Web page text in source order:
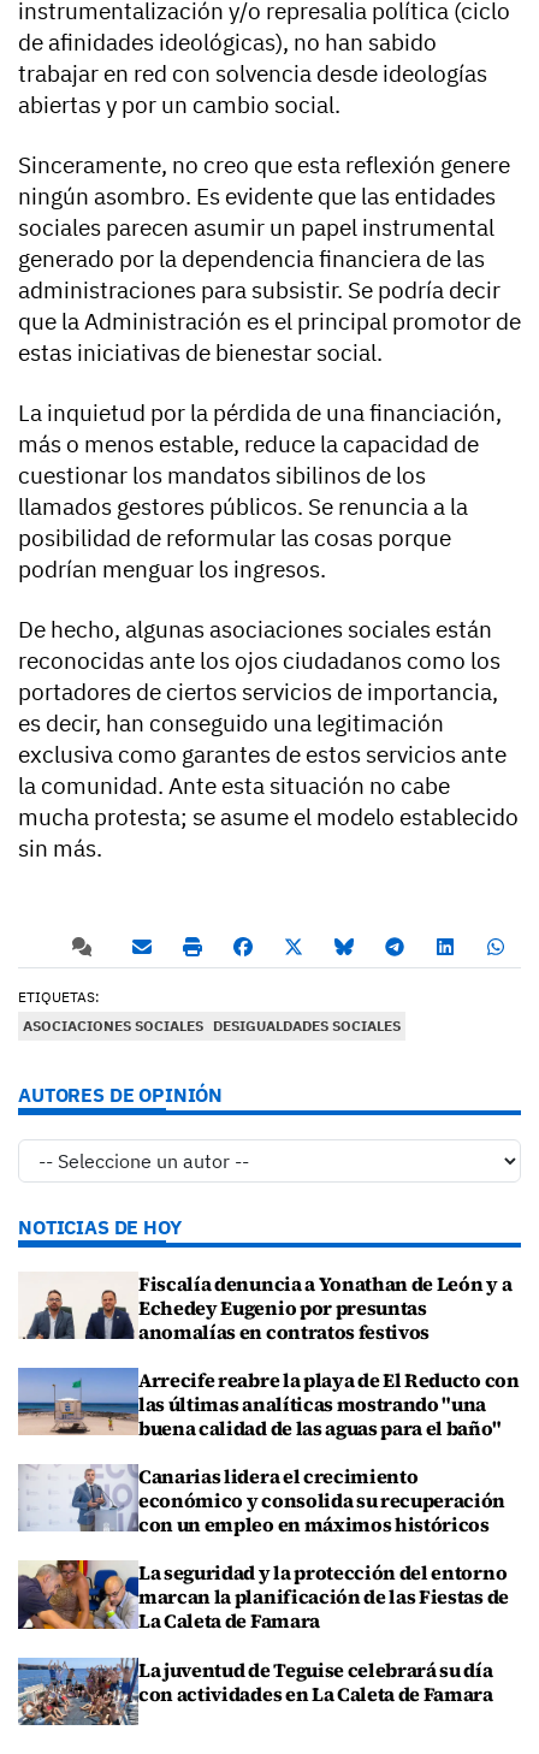
instrumentalización y/o represalia política (ciclo
de afinidades ideológicas), no han sabido
trabajar en red con solvencia desde ideologías
abiertas y por un cambio social.
Sinceramente, no creo que esta reflexión genere
ningún asombro. Es evidente que las entidades
sociales parecen asumir un papel instrumental
generado por la dependencia financiera de las
administraciones para subsistir. Se podría decir
que la Administración es el principal promotor de
estas iniciativas de bienestar social.
La inquietud por la pérdida de una financiación,
más o menos estable, reduce la capacidad de
cuestionar los mandatos sibilinos de los
llamados gestores públicos. Se renuncia a la
posibilidad de reformular las cosas porque
podrían menguar los ingresos.
De hecho, algunas asociaciones sociales están
reconocidas ante los ojos ciudadanos como los
portadores de ciertos servicios de importancia,
es decir, han conseguido una legitimación
exclusiva como garantes de estos servicios ante
la comunidad. Ante esta situación no cabe
mucha protesta; se asume el modelo establecido
sin más.
ETIQUETAS:
ASOCIACIONES SOCIALES DESIGUALDADES SOCIALES
AUTORES DE OPINIÓN
NOTICIAS DE HOY
Fiscalía denuncia a Yonathan de León y a
Echedey Eugenio por presuntas
anomalías en contratos festivos
Arrecife reabre la playa de El Reducto con
las últimas analíticas mostrando "una
buena calidad de las aguas para el baño"
Canarias lidera el crecimiento
económico y consolida su recuperación
con un empleo en máximos históricos
La seguridad y la protección del entorno
marcan la planificación de las Fiestas de
La Caleta de Famara
La juventud de Teguise celebrará su día
con actividades en La Caleta de Famara